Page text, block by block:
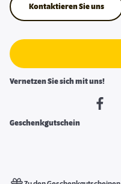
Kontaktieren Sie uns
Vernetzen Sie sich mit uns!
Geschenkgutschein